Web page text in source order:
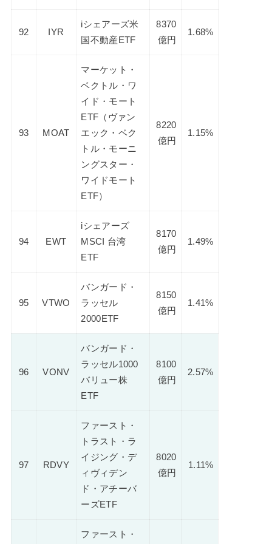
92 IYR
iシェアーズ米
国不動産ETF
8370
億円
1.68%
93 MOAT
マーケット・
ベクトル・ワ
イド・モート
ETF（ヴァン
エック・ベク
トル・モーニ
ングスター・
ワイドモート
ETF）
8220
億円
1.15%
94 EWT
iシェアーズ
MSCI 台湾
ETF
8170
億円
1.49%
95 VTWO
バンガード・
ラッセル
2000ETF
8150
億円
1.41%
96 VONV
バンガード・
ラッセル1000
バリュー株
ETF
8100
億円
2.57%
97 RDVY
ファースト・
トラスト・ラ
イジング・デ
ィヴィデン
ド・アチーバ
ーズETF
8020
億円
1.11%
ファースト・